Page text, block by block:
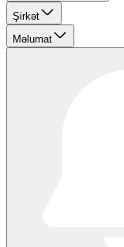
Şirkət
Məlumat